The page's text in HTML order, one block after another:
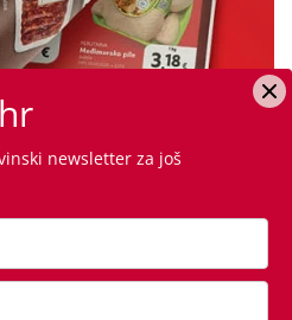
newsletter za još